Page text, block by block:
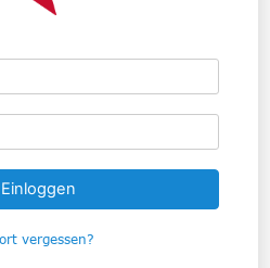
Einloggen
vergessen?